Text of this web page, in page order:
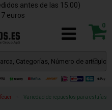
antes de las 15:00)
7 euros
0
Variedad de repuestos para estufas